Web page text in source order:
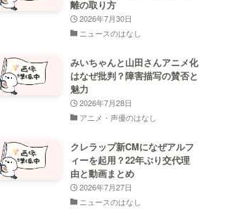
離の取り方
2026年7月30日
ニュースのはなし
みいちゃんと山田さんアニメ化
はなぜ批判？障害描写の賛否と
魅力
2026年7月28日
アニメ・声優のはなし
クレラップ新CMになぜアルフ
ィーを起用？22年ぶり交代理
由と動画まとめ
2026年7月27日
ニュースのはなし